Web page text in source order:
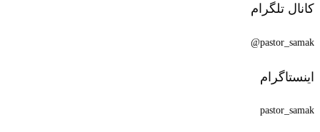
کانال تلگرام
pastor_samak@
اینستاگرام
pastor_samak